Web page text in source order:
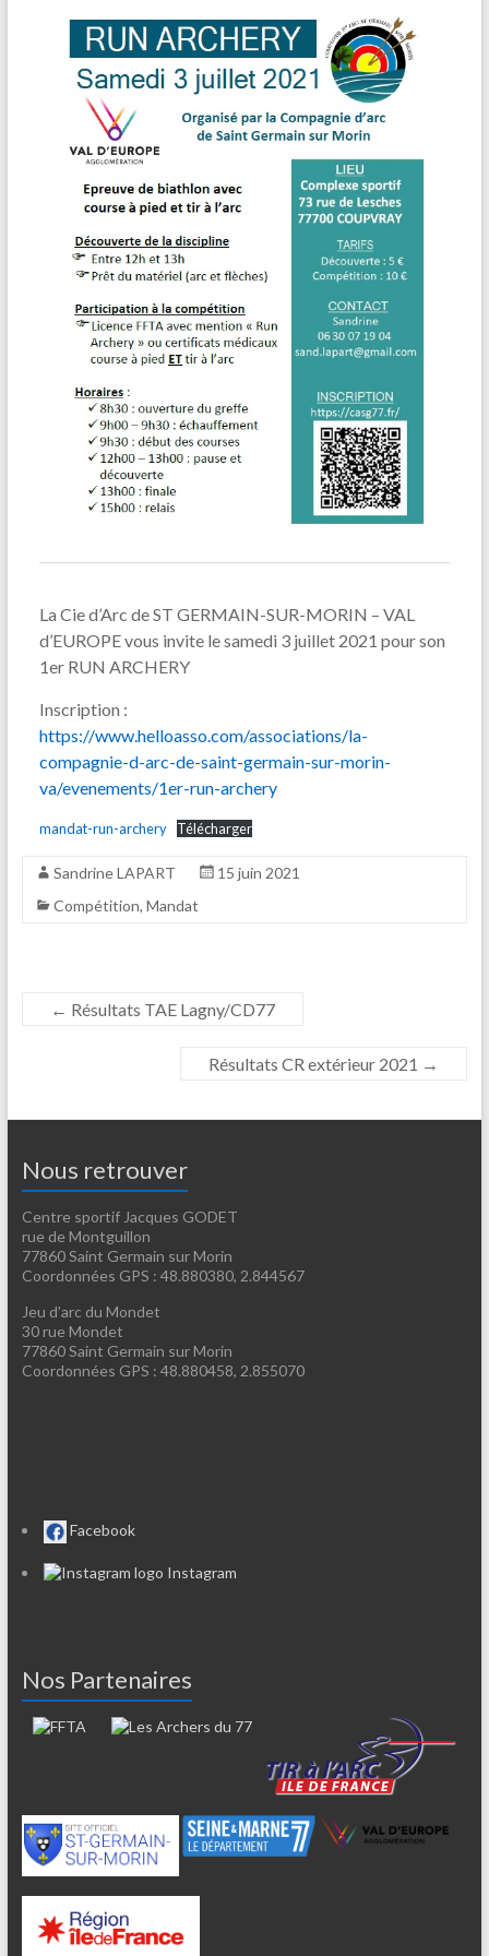
La Cie d’Arc de ST GERMAIN-SUR-MORIN – VAL
d’EUROPE vous invite le samedi 3 juillet 2021 pour son
1er RUN ARCHERY
Inscription :
https://www.helloasso.com/associations/la-
compagnie-d-arc-de-saint-germain-sur-morin-
va/evenements/1er-run-archery
mandat-run-archery Télécharger
Sandrine LAPART
15 juin 2021
Compétition, Mandat
← Résultats TAE Lagny/CD77
Résultats CR extérieur 2021 →
Nous retrouver
Centre sportif Jacques GODET
rue de Montguillon
77860 Saint Germain sur Morin
Coordonnées GPS : 48.880380, 2.844567
Jeu d’arc du Mondet
30 rue Mondet
77860 Saint Germain sur Morin
Coordonnées GPS : 48.880458, 2.855070
Facebook
Instagram
Nos Partenaires